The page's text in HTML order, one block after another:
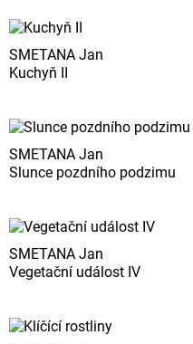
SMETANA Jan
Kuchyň II
SMETANA Jan
Slunce pozdního podzimu
SMETANA Jan
Vegetační událost IV